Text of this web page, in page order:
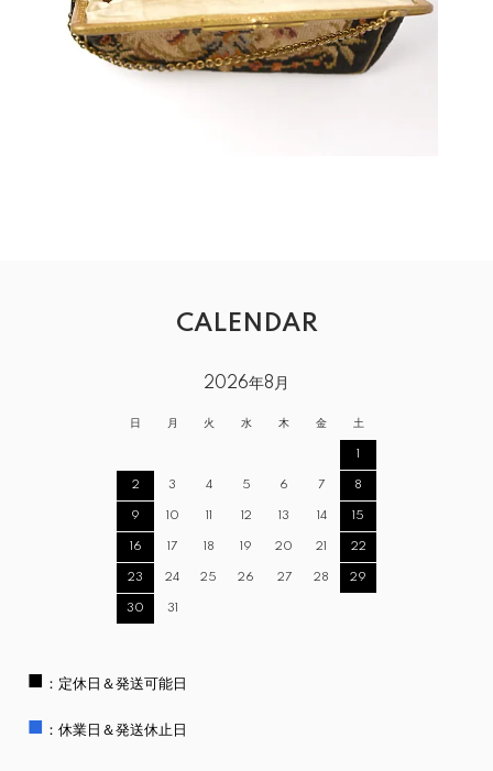
CALENDAR
2026年8月
日 月 火 水 木 金 土
1
2 3 4 5 6 7 8
9 10 11 12 13 14 15
16 17 18 19 20 21 22
23 24 25 26 27 28 29
30 31
■ ：定休日＆発送可能日
■ ：休業日＆発送休止日